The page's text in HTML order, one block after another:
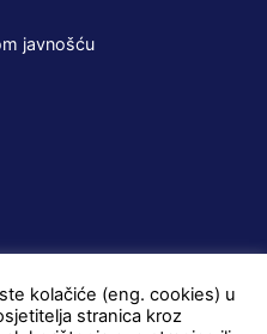
javnošću
kolačiće (eng. cookies) u
stranica kroz